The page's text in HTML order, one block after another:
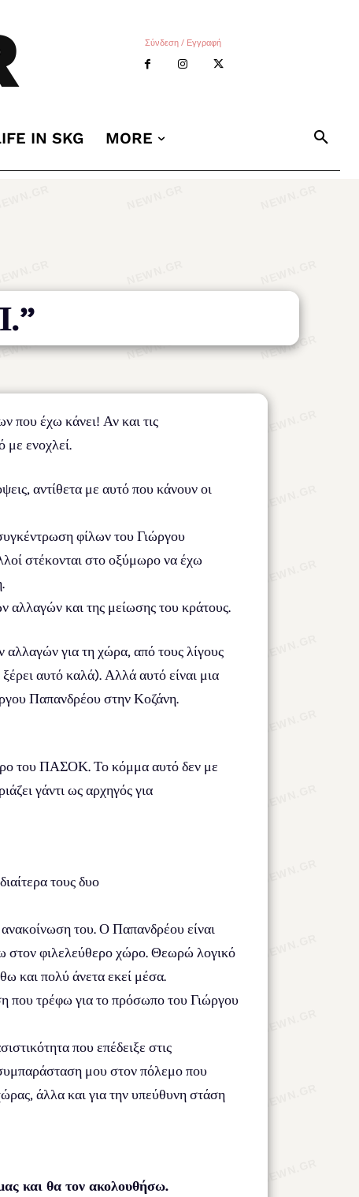
Σύνδεση / Εγγραφή
IN SKG MORE
που έχω κάνει! Αν και τις
με ενοχλεί.
αντίθετα με αυτό που κάνουν οι
φίλων του Γιώργου
στέκονται στο οξύμωρο να έχω
αλλαγών και της μείωσης του κράτους.
αλλαγών για τη χώρα, από τους λίγους
αυτό καλά). Αλλά αυτό είναι μια
Παπανδρέου στην Κοζάνη.
του ΠΑΣΟΚ. Το κόμμα αυτό δεν με
γάντι ως αρχηγός για
τους δυο
του. Ο Παπανδρέου είναι
στον φιλελεύθερο χώρο. Θεωρώ λογικό
και πολύ άνετα εκεί μέσα.
που τρέφω για το πρόσωπο του Γιώργου
που επέδειξε στις
μου στον πόλεμο που
άλλα και για την υπεύθυνη στάση
και θα τον ακολουθήσω.